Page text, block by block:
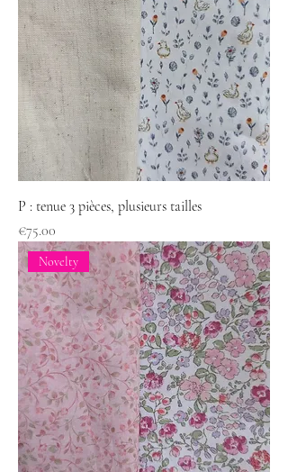
P : tenue 3 pièces, plusieurs tailles
Price
€75.00
Novelty